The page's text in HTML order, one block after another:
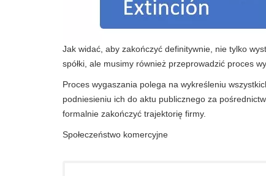
Jak widać, aby zakończyć definitywnie, nie tylko
spółki, ale musimy również przeprowadzić proces
Proces wygaszania polega na wykreśleniu
podniesieniu ich do aktu publicznego za
formalnie zakończyć trajektorię firmy.
Społeczeństwo komercyjne